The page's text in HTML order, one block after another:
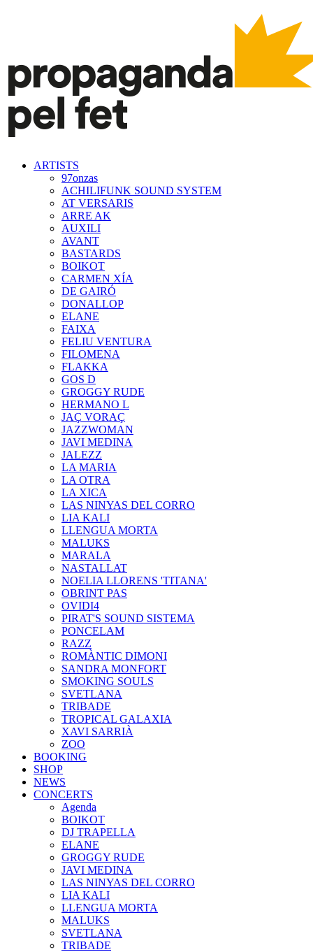
ARTISTS
97onzas
ACHILIFUNK SOUND SYSTEM
AT VERSARIS
ARRE AK
AUXILI
AVANT
BASTARDS
BOIKOT
CARMEN XÍA
DE GAIRÓ
DONALLOP
ELANE
FAIXA
FELIU VENTURA
FILOMENA
FLAKKA
GOS D
GROGGY RUDE
HERMANO L
JAÇ VORAÇ
JAZZWOMAN
JAVI MEDINA
JALEZZ
LA MARIA
LA OTRA
LA XICA
LAS NINYAS DEL CORRO
LIA KALI
LLENGUA MORTA
MALUKS
MARALA
NASTALLAT
NOELIA LLORENS 'TITANA'
OBRINT PAS
OVIDI4
PIRAT'S SOUND SISTEMA
PONCELAM
RAZZ
ROMÀNTIC DIMONI
SANDRA MONFORT
SMOKING SOULS
SVETLANA
TRIBADE
TROPICAL GALAXIA
XAVI SARRIÀ
ZOO
BOOKING
SHOP
NEWS
CONCERTS
Agenda
BOIKOT
DJ TRAPELLA
ELANE
GROGGY RUDE
JAVI MEDINA
LAS NINYAS DEL CORRO
LIA KALI
LLENGUA MORTA
MALUKS
SVETLANA
TRIBADE